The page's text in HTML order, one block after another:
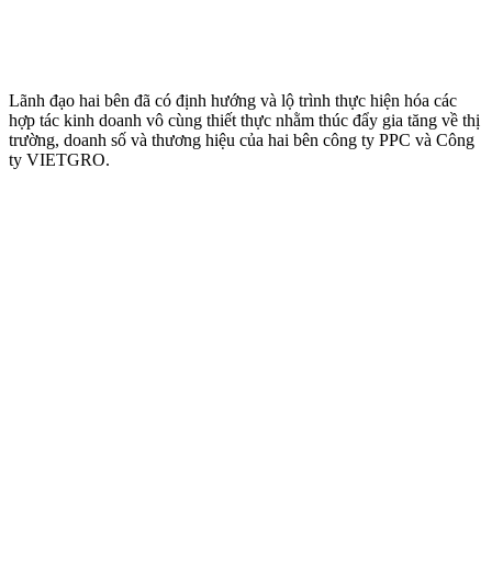
Lãnh đạo hai bên đã có định hướng và lộ trình thực hiện hóa các
hợp tác kinh doanh vô cùng thiết thực nhằm thúc đẩy gia tăng về thị
trường, doanh số và thương hiệu của hai bên công ty PPC và Công
ty VIETGRO.